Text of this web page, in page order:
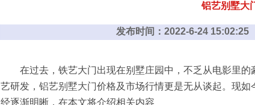
铝艺别墅大
发布时间：2022-6-24
在过去，铁艺大门出现在别墅庄园中，不乏从电影里的
艺研发， 铝艺别墅大门价格及市场行情更是无从谈起。现
经逐渐明晰，在本文将介绍相关内容